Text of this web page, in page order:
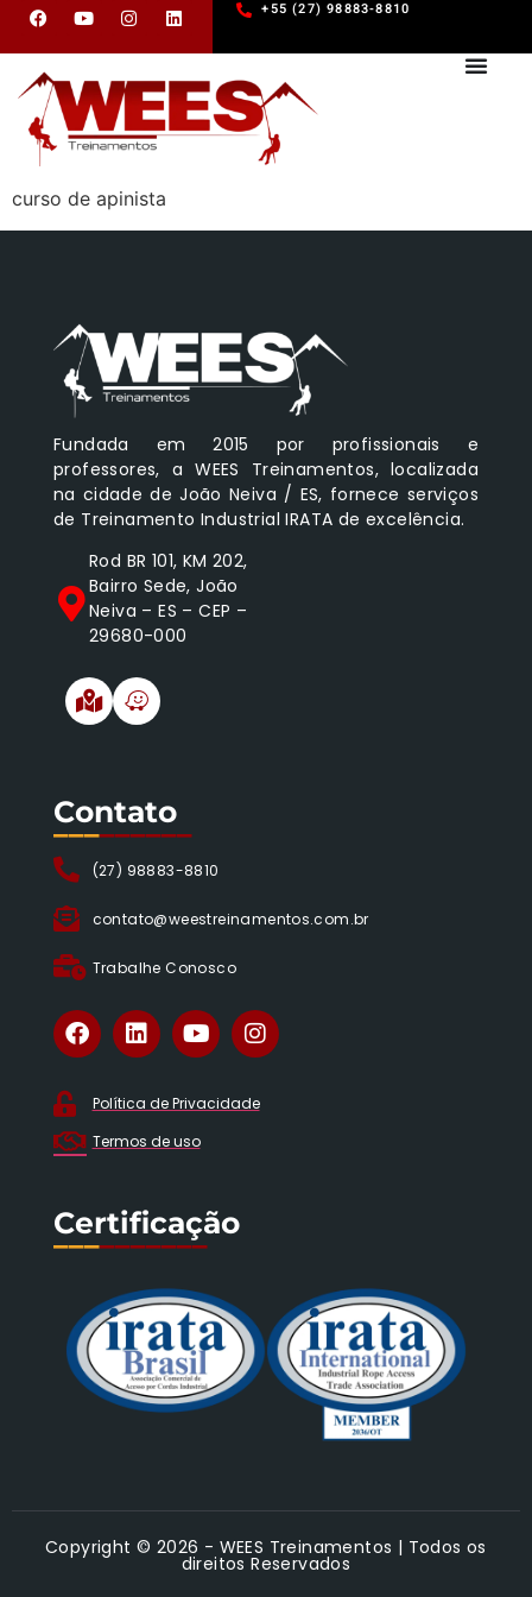
+55 (27) 98883-8810
curso de apinista
Fundada em 2015 por profissionais e
professores, a WEES Treinamentos, localizada
na cidade de João Neiva / ES, fornece serviços
de Treinamento Industrial IRATA de excelência.
Rod BR 101, KM 202,
Bairro Sede, João
Neiva – ES – CEP –
29680-000
Contato
(27) 98883-8810
contato@weestreinamentos.com.br
Trabalhe Conosco
_________
Política de Privacidade
Termos de uso
Certificação
__________
Copyright © 2026 - WEES Treinamentos | Todos os
direitos Reservados